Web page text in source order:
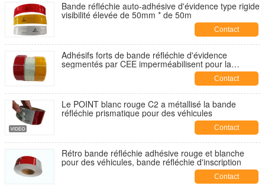
Bande réfléchie auto-adhésive d'évidence type rigide
visibilité élevée de 50mm * de 50m
Contact
Adhésifs forts de bande réfléchie d'évidence
segmentés par CEE imperméabilisent pour la
Contact
Le POINT blanc rouge C2 a métallisé la bande
réfléchie prismatique pour des véhicules
Contact
Rétro bande réfléchie adhésive rouge et blanche
pour des véhicules, bande réfléchie d'inscription
Contact